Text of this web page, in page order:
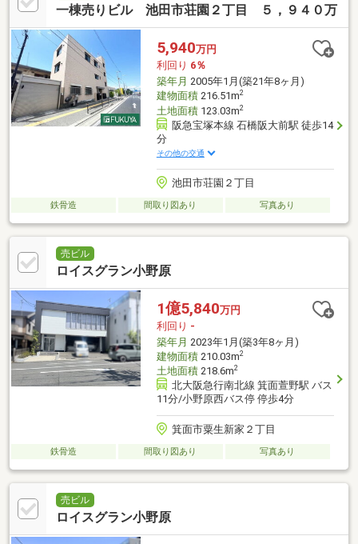
一棟売りビル 池田市荘園２丁目 ５，９４０万
5,940万円
利回り 6％
築年月 2005年1月(築21年8ヶ月)
建物面積216.51m2
土地面積123.03m2
阪急宝塚本線 石橋阪大前駅 徒歩14
分
その他の交通
池田市荘園２丁目
鉄骨造 間取り図あり 写真あり
売ビル
ロイスグラン小野原
1億5,840万円
利回り -
築年月 2023年1月(築3年8ヶ月)
建物面積210.03m2
土地面積218.6m2
北大阪急行南北線 箕面萱野駅 バス
11分/小野原西バス停 停歩4分
箕面市粟生新家２丁目
鉄骨造 間取り図あり 写真あり
売ビル
ロイスグラン小野原